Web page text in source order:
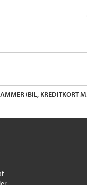
(BIL, KREDITKORT